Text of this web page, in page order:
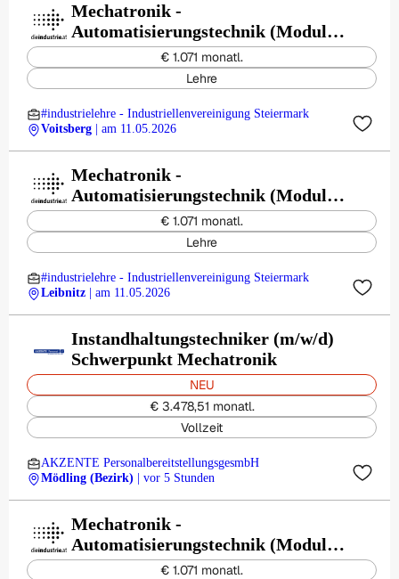
Mechatronik -
Automatisierungstechnik (Modul) -
HOLZ-HER Maschinenbau GmbH
€ 1.071 monatl.
Lehre
#industrielehre - Industriellenvereinigung Steiermark
Voitsberg
| am 11.05.2026
Mechatronik -
Automatisierungstechnik (Modul) -
Karl Fink GMBH
€ 1.071 monatl.
Lehre
#industrielehre - Industriellenvereinigung Steiermark
Leibnitz
| am 11.05.2026
Instandhaltungstechniker (m/w/d)
Schwerpunkt Mechatronik
NEU
€ 3.478,51 monatl.
Vollzeit
AKZENTE PersonalbereitstellungsgesmbH
Mödling (Bezirk)
| vor 5 Stunden
Mechatronik -
Automatisierungstechnik (Modul) -
Roto Frank Austria GmbH
€ 1.071 monatl.